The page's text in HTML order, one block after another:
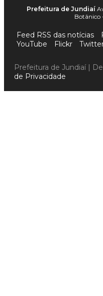
Prefeitura de Jundiaí
Botânico
Feed RSS das notícias
YouTube
Flickr
Prefeitura de Jundiaí |
de Privacidade